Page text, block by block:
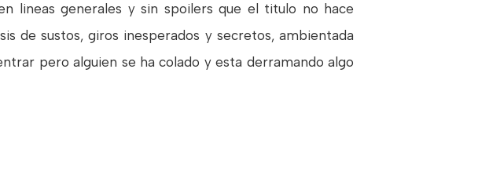
lineas generales y sin spoilers que el titulo no hace
de sustos, giros inesperados y secretos, ambientada
pero alguien se ha colado y esta derramando algo